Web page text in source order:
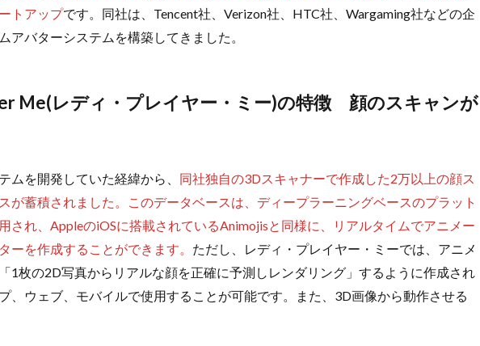
トアップです。同社は、Tencent社、Verizon社、HTC社、Wargaming社などの企
アバターシステムを構築してきました。
Me(レディ・プレイヤー・ミー)の特徴 顔のスキャンが
ムを開発していた経緯から、 同社独自の3Dスキャナーで作成した2万以上の顔ス
が蓄積されました。このデータベースは、ディープラーニングベースのプラット
され、AppleのiOSに搭載されているAnimojisと同様に、リアルタイムでアニメー
ーを作成することができます。 ただし、レディ・プレイヤー・ミーでは、アニメ
1枚の2D写真からリアルな顔を正確に予測しレンダリング」するように作成され
、ウェブ、モバイルで使用することが可能です。また、3D画像から動作させる